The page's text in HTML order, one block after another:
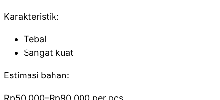
Karakteristik:
Tebal
Sangat kuat
Estimasi bahan:
Rp50.000–Rp90.000 per pcs